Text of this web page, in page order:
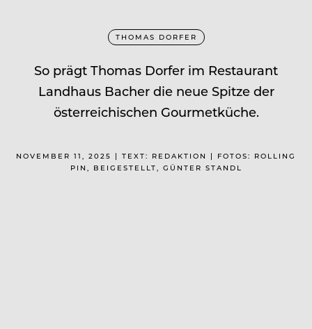
THOMAS DORFER
So prägt Thomas Dorfer im Restaurant
Landhaus Bacher die neue Spitze der
österreichischen Gourmetküche.
NOVEMBER 11, 2025 | TEXT: REDAKTION | FOTOS: ROLLING
PIN, BEIGESTELLT, GÜNTER STANDL